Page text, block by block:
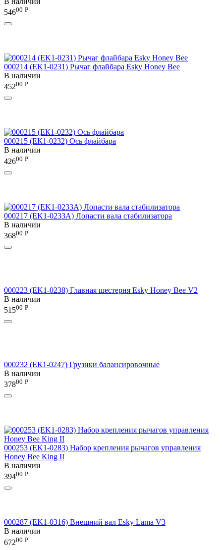
54600 Р
000214 (EK1-0231) Рычаг флайбара Esky Honey Bee
В наличии
45200 Р
000215 (ЕК1-0232) Ось флайбара
В наличии
42600 Р
000217 (EK1-0233A) Лопасти вала стабилизатора
В наличии
36800 Р
000223 (EK1-0238) Главная шестерня Esky Honey Bee V2
В наличии
51500 Р
000232 (ЕК1-0247) Грузики балансировочные
В наличии
37800 Р
000253 (EK1-0283) Набор крепления рычагов управления
Honey Bee King II
В наличии
39400 Р
000287 (EK1-0316) Внешний вал Esky Lama V3
В наличии
67200 Р